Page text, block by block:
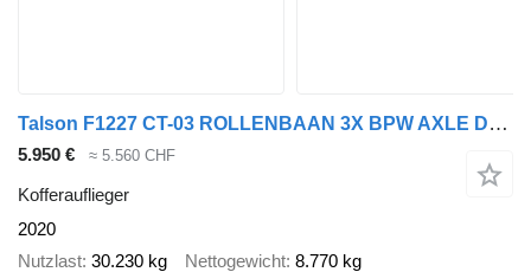
Talson F1227 CT-03 ROLLENBAAN 3X BPW AXLE DAMAGED
5.950 € ≈ 5.560 CHF
Kofferauflieger
2020
Nutzlast 30.230 kg Nettogewicht 8.770 kg